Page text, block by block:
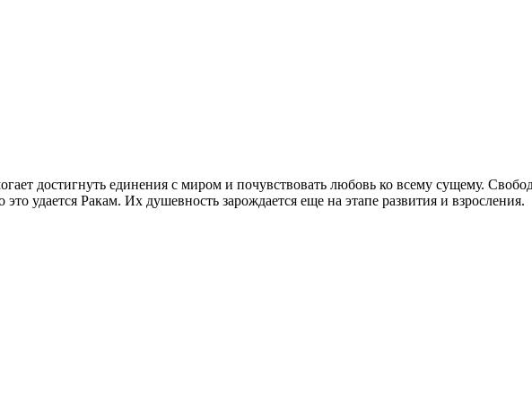
достигнуть единения с миром и почувствовать любовь ко всему сущему.
удается Ракам. Их душевность зарождается еще на этапе развития и взросления.